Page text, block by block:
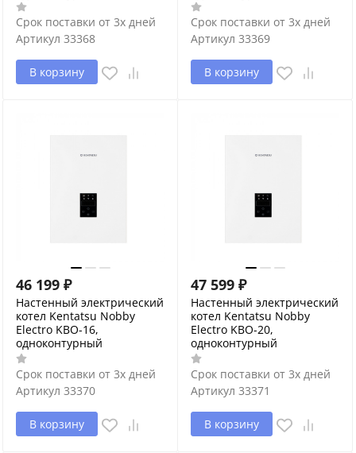
Срок поставки от 3х дней
Артикул 33368
В корзину
Срок поставки от 3х дней
Артикул 33369
В корзину
46 199 ₽
Настенный электрический
котел Kentatsu Nobby
Electro KBO-16,
одноконтурный
Срок поставки от 3х дней
Артикул 33370
В корзину
47 599 ₽
Настенный электрический
котел Kentatsu Nobby
Electro KBO-20,
одноконтурный
Срок поставки от 3х дней
Артикул 33371
В корзину